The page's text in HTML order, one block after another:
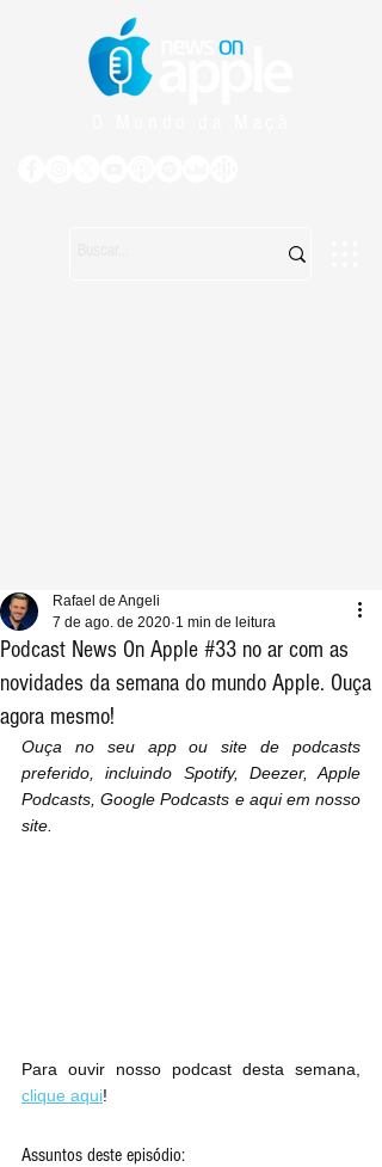
Podcast News On Apple #33 no ar com as
novidades da semana do mundo Apple. Ouça
agora mesmo!
Rafael de Angeli
7 de ago. de 2020 1 min de leitura
Ouça no seu app ou site de podcasts
preferido, incluindo Spotify, Deezer, Apple
Podcasts, Google Podcasts e aqui em nosso
site.
clique aqui!
Assuntos deste episódio: